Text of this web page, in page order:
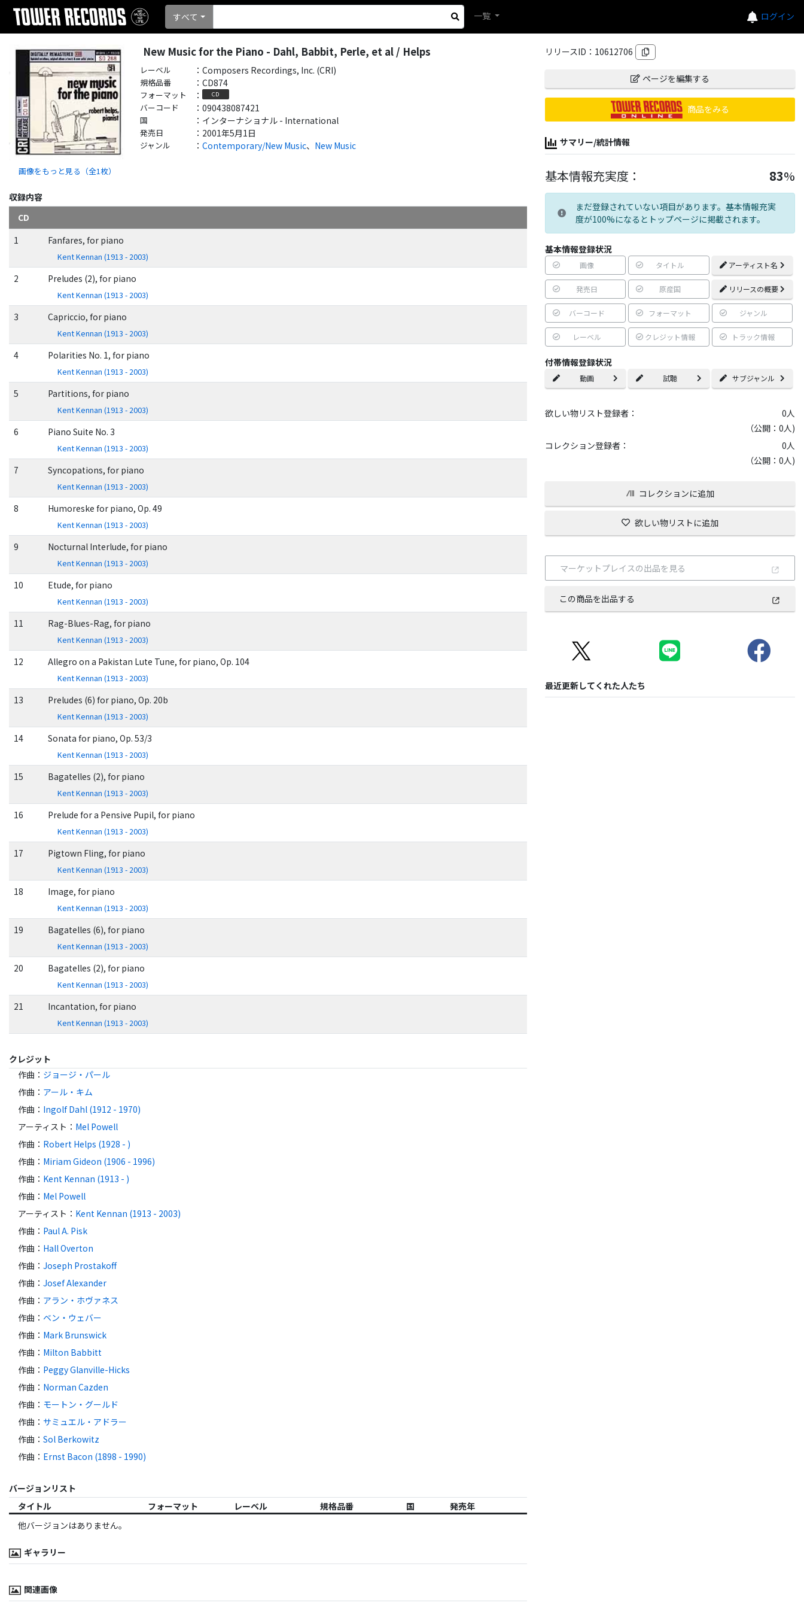
ログイン
すべて 一覧
画像をもっと見る（全1 枚）
New Music for the Piano - Dahl, Babbit, Perle, et al / Helps
レーベル ： Composers Recordings, Inc. (CRI)
規格品番 ： CD874
フォーマット ： CD
バーコード ： 090438087421
国 ： インターナショナル - International
発売日 ： 2001年5月1日
ジャンル ： Contemporary/New Music、 New Music
収録内容
CD
1
Fanfares, for piano
Kent Kennan (1913 - 2003)
2 Preludes (2), for piano
Kent Kennan (1913 - 2003)
3 Capriccio, for piano
Kent Kennan (1913 - 2003)
4 Polarities No. 1, for piano
Kent Kennan (1913 - 2003)
5 Partitions, for piano
Kent Kennan (1913 - 2003)
6 Piano Suite No. 3
Kent Kennan (1913 - 2003)
7 Syncopations, for piano
Kent Kennan (1913 - 2003)
8 Humoreske for piano, Op. 49
Kent Kennan (1913 - 2003)
9 Nocturnal Interlude, for piano
Kent Kennan (1913 - 2003)
10 Etude, for piano
Kent Kennan (1913 - 2003)
11 Rag-Blues-Rag, for piano
Kent Kennan (1913 - 2003)
12 Allegro on a Pakistan Lute Tune, for piano, Op. 104
Kent Kennan (1913 - 2003)
13 Preludes (6) for piano, Op. 20b
Kent Kennan (1913 - 2003)
14 Sonata for piano, Op. 53/3
Kent Kennan (1913 - 2003)
15 Bagatelles (2), for piano
Kent Kennan (1913 - 2003)
16 Prelude for a Pensive Pupil, for piano
Kent Kennan (1913 - 2003)
17 Pigtown Fling, for piano
Kent Kennan (1913 - 2003)
18 Image, for piano
Kent Kennan (1913 - 2003)
19 Bagatelles (6), for piano
Kent Kennan (1913 - 2003)
20 Bagatelles (2), for piano
Kent Kennan (1913 - 2003)
21 Incantation, for piano
Kent Kennan (1913 - 2003)
クレジット
作曲 ： ジョージ・パール
作曲 ： アール・キム
作曲 ： Ingolf Dahl (1912 - 1970)
アーティスト ： Mel Powell
作曲 ： Robert Helps (1928 - )
作曲 ： Miriam Gideon (1906 - 1996)
作曲 ： Kent Kennan (1913 - )
作曲 ： Mel Powell
アーティスト ： Kent Kennan (1913 - 2003)
作曲 ： Paul A. Pisk
作曲 ： Hall Overton
作曲 ： Joseph Prostakoff
作曲 ： Josef Alexander
作曲 ： アラン・ホヴァネス
作曲 ： ベン・ウェバー
作曲 ： Mark Brunswick
作曲 ： Milton Babbitt
作曲 ： Peggy Glanville-Hicks
作曲 ： Norman Cazden
作曲 ： モートン・グールド
作曲 ： サミュエル・アドラー
作曲 ： Sol Berkowitz
作曲 ： Ernst Bacon (1898 - 1990)
バージョンリスト
タイトル
フォーマット レーベル 規格品番 国
発売年
他バージョンはありません。
ギャラリー
関連画像
リリースID： 10612706
ページを編集する
商品をみる
サマリー/統計情報
基本情報充実度： 83%
まだ登録されていない項目があります。基本情報充実
度が100%になるとトップページに掲載されます。
基本情報登録状況
画像 タイトル アーティスト名
発売日 原産国 リリースの概要
バーコード フォーマット ジャンル
レーベル クレジット情報 トラック情報
付帯情報登録状況
動画 試聴 サブジャンル
欲しい物リスト登録者： 0人
（公開：0人)
コレクション登録者：
0人
（公開：0人)
コレクションに追加
欲しい物リストに追加
マーケットプレイスの出品を見る
この商品を出品する
最近更新してくれた人たち